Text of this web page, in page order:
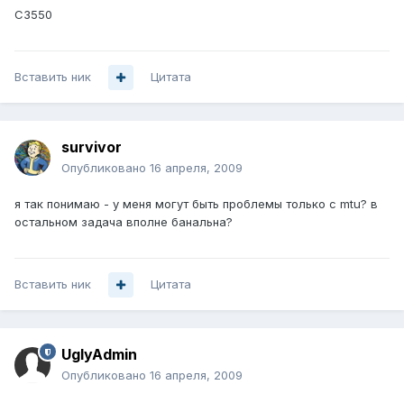
C3550
Вставить ник Цитата
survivor
Опубликовано 16 апреля, 2009
я так понимаю - у меня могут быть проблемы только с mtu? в
остальном задача вполне банальна?
Вставить ник Цитата
UglyAdmin
Опубликовано 16 апреля, 2009